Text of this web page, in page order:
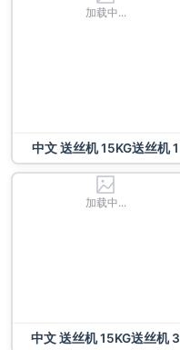
加载中...
中文 送丝机 15KG送丝机 1
加载中...
中文 送丝机 15KG送丝机 3